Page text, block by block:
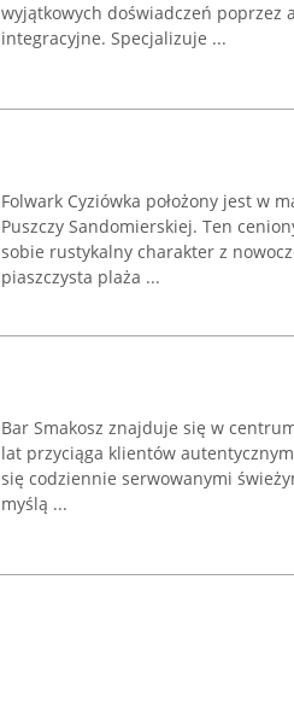
wyjątkowych doświadczeń poprzez
integracyjne. Specjalizuje ...
Folwark Cyziówka położony jest w
Puszczy Sandomierskiej. Ten
sobie rustykalny charakter z
piaszczysta plaża ...
Bar Smakosz znajduje się w
lat przyciąga klientów
się codziennie serwowanymi
myślą ...